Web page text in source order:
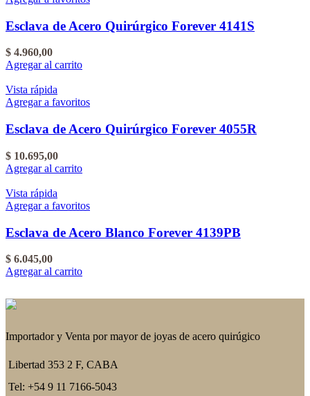
Esclava de Acero Quirúrgico Forever 4141S
$ 4.960,00
Agregar al carrito
Vista rápida
Agregar a favoritos
Esclava de Acero Quirúrgico Forever 4055R
$ 10.695,00
Agregar al carrito
Vista rápida
Agregar a favoritos
Esclava de Acero Blanco Forever 4139PB
$ 6.045,00
Agregar al carrito
Importador y Venta por mayor de joyas de acero quirúgico
Libertad 353 2 F, CABA
Tel: +54 9 11 7166-5043